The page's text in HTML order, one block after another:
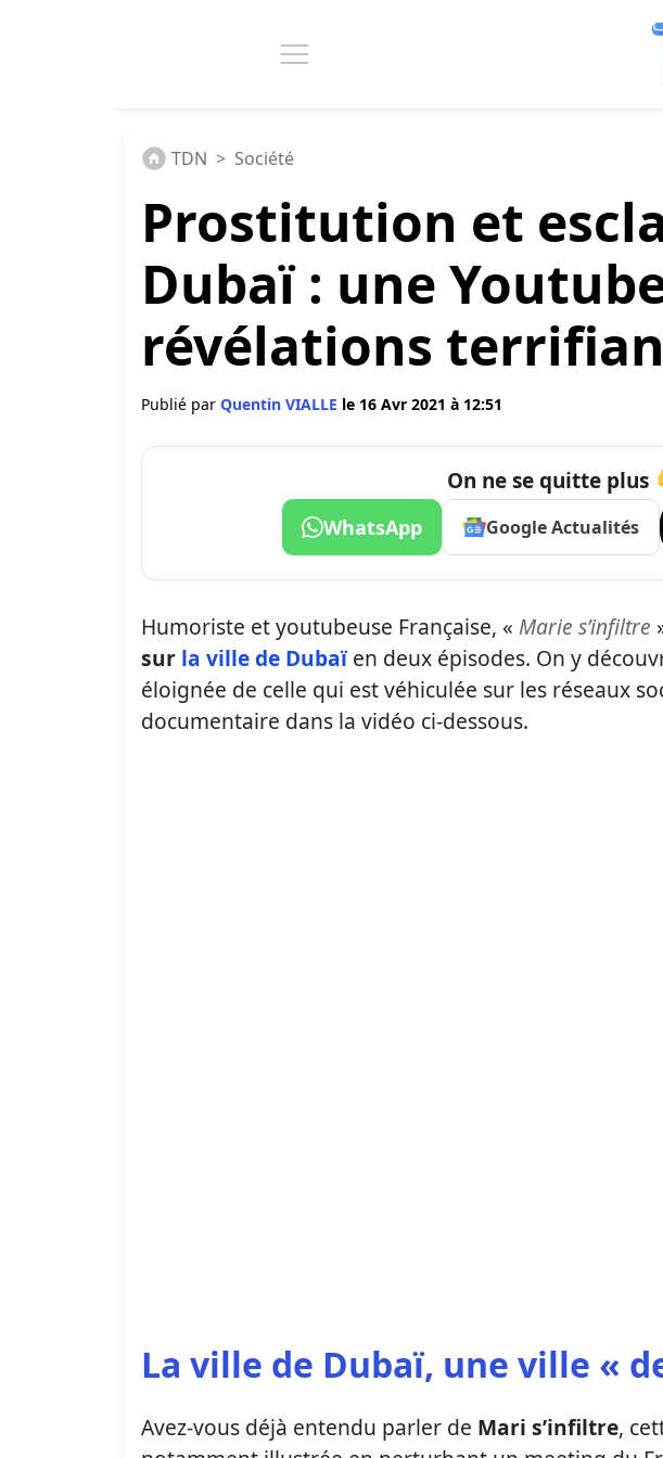
TDN > Société
Prostitution et
Dubaï : une
révélations
Publié par Quentin VIALLE le 16 Avr 2021 à 12:51
On ne se quitte plus
WhatsApp Google Actualités
Humoriste et youtubeuse Française, « Marie s’infiltre
sur la ville de Dubaï en deux épisodes. On y
éloignée de celle qui est véhiculée sur les réseaux
documentaire dans la vidéo ci-dessous.
La ville de Dubaï, une ville «
Avez-vous déjà entendu parler de Mari s’infiltre,